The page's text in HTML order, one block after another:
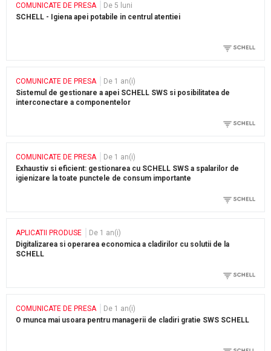
COMUNICATE DE PRESA
De 5 luni
SCHELL - Igiena apei potabile in centrul atentiei
COMUNICATE DE PRESA
De 1 an(i)
Sistemul de gestionare a apei SCHELL SWS si posibilitatea de
interconectare a componentelor
COMUNICATE DE PRESA
De 1 an(i)
Exhaustiv si eficient: gestionarea cu SCHELL SWS a spalarilor de
igienizare la toate punctele de consum importante
APLICATII PRODUSE
De 1 an(i)
Digitalizarea si operarea economica a cladirilor cu solutii de la
SCHELL
COMUNICATE DE PRESA
De 1 an(i)
O munca mai usoara pentru managerii de cladiri gratie SWS SCHELL